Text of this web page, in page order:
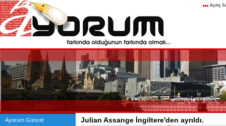
Ayorum Güncel Julian Assange İngiltere'den ayrıldı.